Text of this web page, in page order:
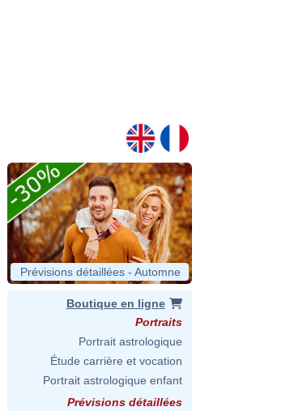
Prévisions détaillées - Automne
Boutique en ligne
Portraits
Portrait astrologique
Étude carrière et vocation
Portrait astrologique enfant
Prévisions détaillées